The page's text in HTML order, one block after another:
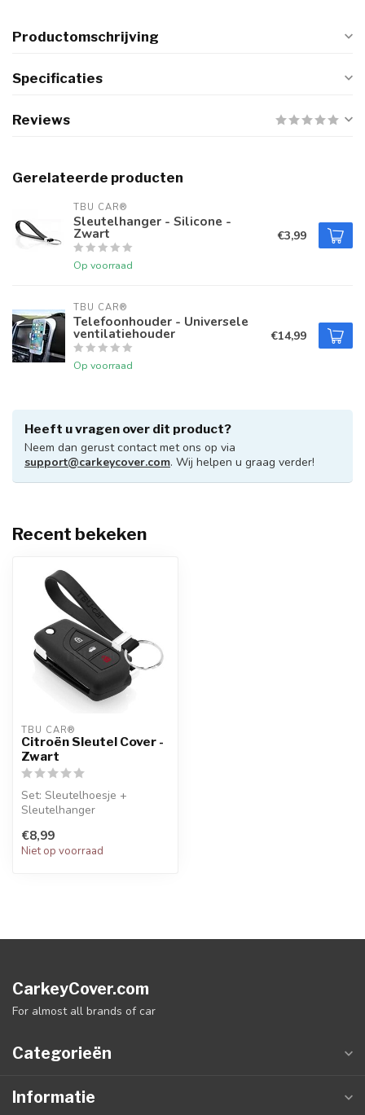
Productomschrijving
Specificaties
Reviews
Gerelateerde producten
TBU CAR®
Sleutelhanger - Silicone -
Zwart
Op voorraad
€3,99
TBU CAR®
Telefoonhouder - Universele
ventilatiehouder
Op voorraad
€14,99
Heeft u vragen over dit product?
Neem dan gerust contact met ons op via
support@carkeycover.com. Wij helpen u graag verder!
Recent bekeken
TBU CAR®
Citroën Sleutel Cover -
Zwart
Set: Sleutelhoesje +
Sleutelhanger
€8,99
Niet op voorraad
CarkeyCover.com
For almost all brands of car
Categorieën
Informatie